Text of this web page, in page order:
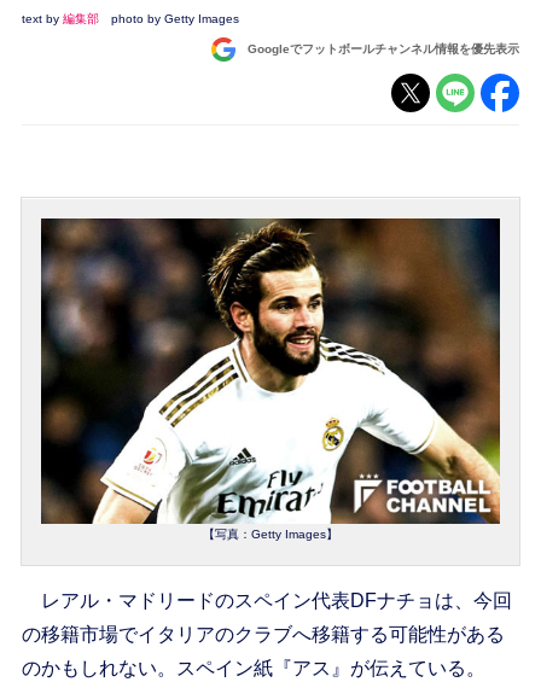
ナショナルチーム
text by 編集部 photo by Getty Images
Googleでフットボールチャンネル情報を優先表示
【写真：Getty Images】
レアル・マドリードのスペイン代表DFナチョは、今回
の移籍市場でイタリアのクラブへ移籍する可能性がある
のかもしれない。スペイン紙『アス』が伝えている。